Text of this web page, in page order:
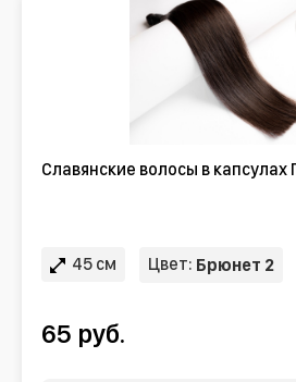
Славянские волосы в
45 см Цвет: Брюнет 2
65 руб.